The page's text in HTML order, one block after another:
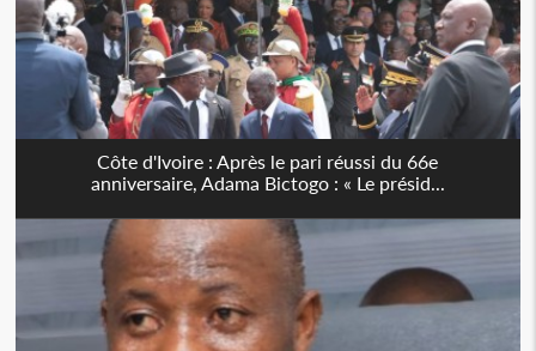
Côte d'Ivoire : Après le pari réussi du 66e
anniversaire, Adama Bictogo : « Le présid...